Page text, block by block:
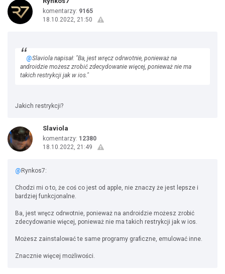
komentarzy: 9165
18.10.2022, 21:50
@Slaviola napisał: "Ba, jest wręcz odrwotnie, ponieważ na
androidzie możesz zrobić zdecydowanie więcej, ponieważ nie ma
takich restrykcji jak w ios."
Jakich restrykcji?
Slaviola
komentarzy: 12380
18.10.2022, 21:49
@ Rynkos7:
Chodzi mi o to, że coś co jest od apple, nie znaczy że jest lepsze i
bardziej funkcjonalne.
Ba, jest wręcz odrwotnie, ponieważ na androidzie możesz zrobić
zdecydowanie więcej, ponieważ nie ma takich restrykcji jak w ios.
Możesz zainstalować te same programy graficzne, emulować inne.
Znacznie więcej możliwości.